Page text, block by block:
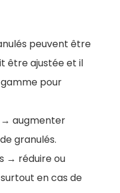
peuvent être
être ajustée et il
pour
→ augmenter
granulés.
→ réduire ou
en cas de